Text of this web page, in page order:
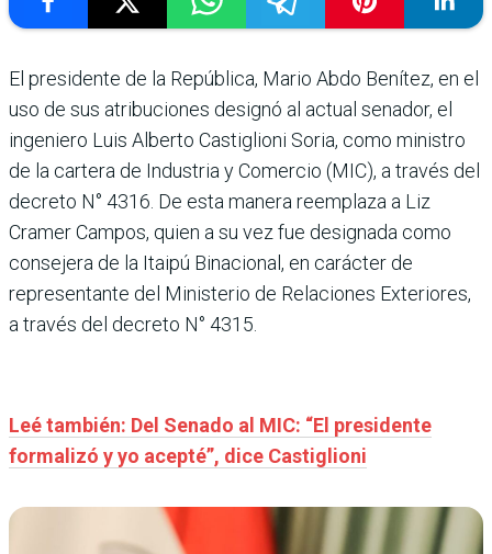
El presidente de la República, Mario Abdo Benítez, en el
uso de sus atribuciones designó al actual senador, el
ingeniero Luis Alberto Castiglioni Soria, como ministro
de la cartera de Industria y Comercio (MIC), a través del
decreto N° 4316. De esta manera reemplaza a Liz
Cramer Campos, quien a su vez fue designada como
consejera de la Itaipú Binacional, en carácter de
representante del Ministerio de Relaciones Exteriores,
a través del decreto N° 4315.
Leé también: Del Senado al MIC: “El presidente
formalizó y yo acepté”, dice Castiglioni